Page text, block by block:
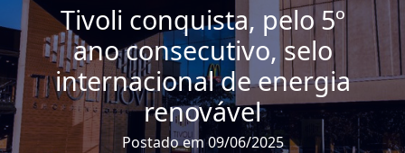
Tivoli conquista, pelo 5º
ano consecutivo, selo
internacional de energia
renovável
Postado em 09/06/2025